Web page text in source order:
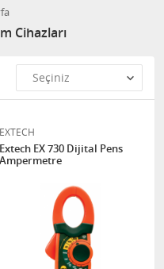
Cihazları
EXTECH
Extech EX 730 Dijital Pens
Ampermetre